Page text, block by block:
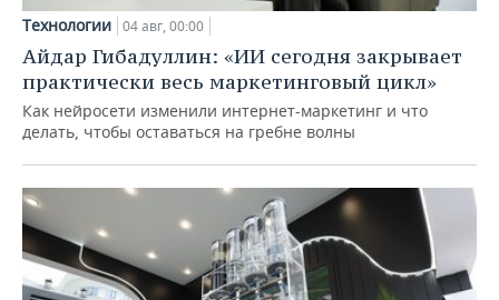
Технологии 04 авг, 00:00
Айдар Гибадуллин: «ИИ сегодня закрывает
практически весь маркетинговый цикл»
Как нейросети изменили интернет-маркетинг и что
делать, чтобы оставаться на гребне волны